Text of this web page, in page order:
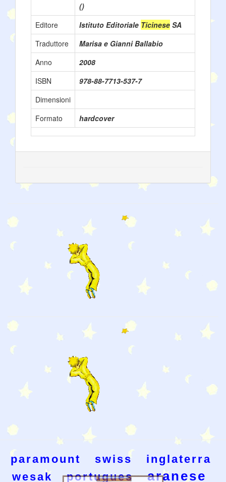
()
Editore
Istituto Editoriale Ticinese SA
Traduttore
Marisa e Gianni Ballabio
Anno
2008
ISBN
978-88-7713-537-7
Dimensioni
Formato
hardcover
paramount swiss
inglaterra
wesak
portugues aranese